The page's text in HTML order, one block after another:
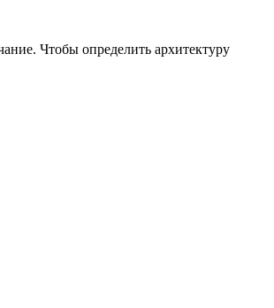
Чтобы определить архитектуру